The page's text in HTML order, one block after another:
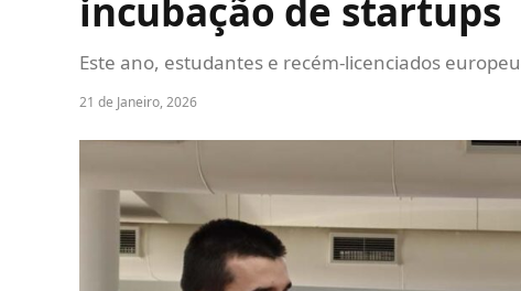
incubação de startups
Este ano, estudantes e recém-licenciados
21 de Janeiro, 2026